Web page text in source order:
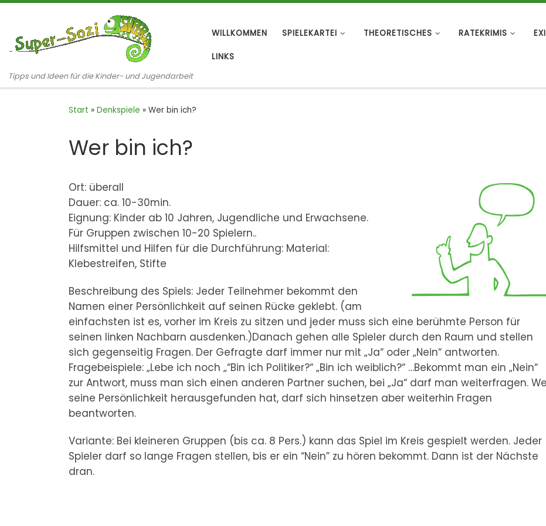
Tipps und Ideen für die Kinder- und Jugendarbeit
WILLKOMMEN SPIELEKARTEI THEORETISCHES RATEKRIMIS
LINKS
Start » Denkspiele » Wer bin ich?
Wer bin ich?
Ort: überall
Dauer: ca. 10-30min.
Eignung: Kinder ab 10 Jahren, Jugendliche und Erwachsene.
Für Gruppen zwischen 10-20 Spielern..
Hilfsmittel und Hilfen für die Durchführung: Material:
Klebestreifen, Stifte
Beschreibung des Spiels: Jeder Teilnehmer bekommt den
Namen einer Persönlichkeit auf seinen Rücke geklebt. (am
einfachsten ist es, vorher im Kreis zu sitzen und jeder muss sich eine berühmte Person für
seinen linken Nachbarn ausdenken.)Danach gehen alle Spieler durch den Raum und stellen
sich gegenseitig Fragen. Der Gefragte darf immer nur mit „Ja“ oder „Nein“ antworten.
Fragebeispiele: „Lebe ich noch „“Bin ich Politiker?“ „Bin ich weiblich?“ …Bekommt man ein „Nein“
zur Antwort, muss man sich einen anderen Partner suchen, bei „Ja“ darf man weiterfragen.
seine Persönlichkeit herausgefunden hat, darf sich hinsetzen aber weiterhin Fragen
beantworten.
Variante: Bei kleineren Gruppen (bis ca. 8 Pers.) kann das Spiel im Kreis gespielt werden. Jeder
Spieler darf so lange Fragen stellen, bis er ein “Nein” zu hören bekommt. Dann ist der Nächste
dran.